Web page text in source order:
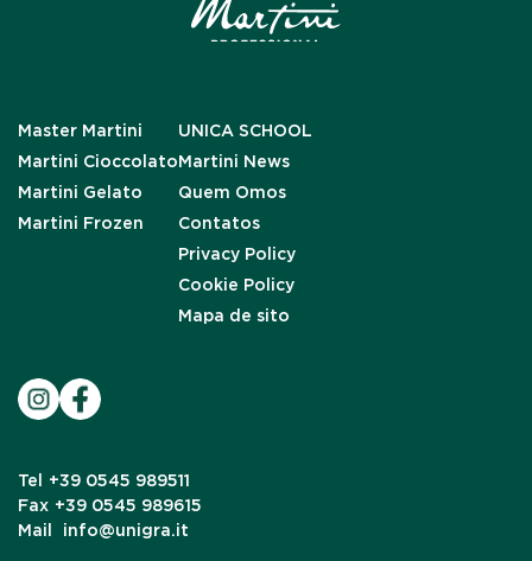
Master Martini
Martini Cioccolato
Martini Gelato
Martini Frozen
UNICA SCHOOL
Martini News
Quem Omos
Contatos
Privacy Policy
Cookie Policy
Mapa de sito
Tel
+39 0545 989511
Fax +39 0545 989615
Mail
info@unigra.it